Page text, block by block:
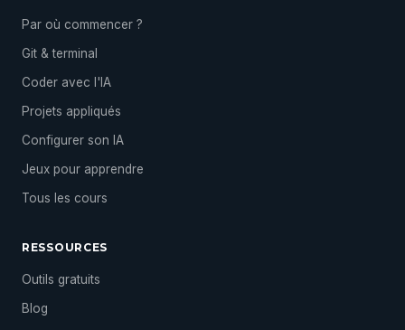
Par où commencer ?
Git & terminal
Coder avec l'IA
Projets appliqués
Configurer son IA
Jeux pour apprendre
Tous les cours
RESSOURCES
Outils gratuits
Blog